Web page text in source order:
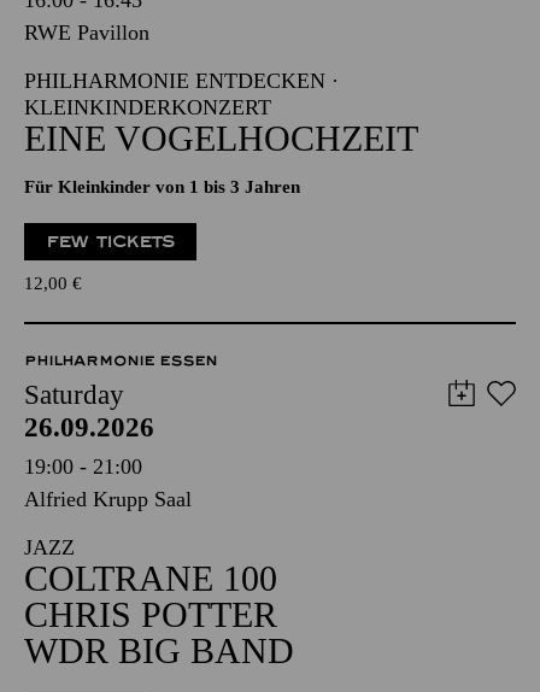
RWE Pavillon
PHILHARMONIE ENTDECKEN ·
KLEINKINDERKONZERT
EINE VOGELHOCHZEIT
Für Kleinkinder von 1 bis 3 Jahren
FEW TICKETS
12,00 €
PHILHARMONIE ESSEN
Saturday
26.09.2026
19:00 - 21:00
Alfried Krupp Saal
JAZZ
COLTRANE 100
CHRIS POTTER
WDR BIG BAND